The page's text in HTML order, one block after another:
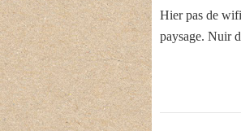
Hier pas de
paysage. Nuir